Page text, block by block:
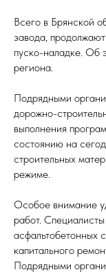
Всего в Брянской
завода,
пуско-наладке. Об
региона.
Подрядными
дорожно-
выполнения
состоянию на
строительных
режиме.
Особое внимание
работ.
асфальтобетонных
капитального
Подрядными